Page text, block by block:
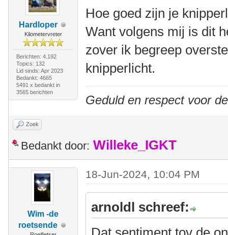
Hardloper
Kilometervreter
Berichten: 4.192
Topics: 132
Lid sinds: Apr 2023
Bedankt: 4665
5491 x bedankt in
3565 berichten
Hoe goed zijn je
Want volgens mij is dit
zover ik begreep
knipperlicht.
Geduld en respect voor
Zoek
Bedankt door: Willeke_IGKT
Wim -de
roetsende
18-Jun-2024, 10:04 PM
arnoldl schreef: